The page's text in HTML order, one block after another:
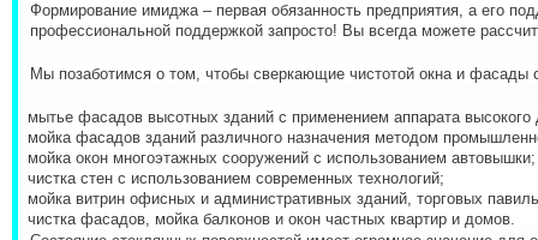
Формирование имиджа – первая обязанность предприятия, а его
профессиональной поддержкой запросто! Вы всегда можете
Мы позаботимся о том, чтобы сверкающие чистотой окна и
мытье фасадов высотных зданий с применением аппарата высокого
мойка фасадов зданий различного назначения методом
мойка окон многоэтажных сооружений с использованием автовышки;
чистка стен с использованием современных технологий;
мойка витрин офисных и административных зданий, торговых
чистка фасадов, мойка балконов и окон частных квартир и домов.